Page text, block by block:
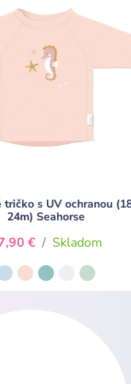
tričko s UV ochranou
24m) Seahorse
€ / Skladom